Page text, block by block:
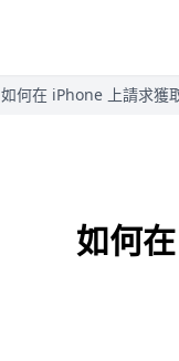
如何在 iPhone 上請求獲
如何